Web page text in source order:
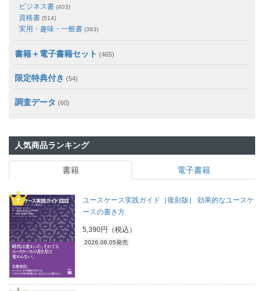
ビジネス書 (403)
資格書 (514)
実用・趣味・一般書 (383)
書籍＋電子書籍セット (465)
限定特典付き (54)
調査データ (60)
人気商品ランキング
書籍 電子書籍
ユースケース実践ガイド［復刻版］ 効果的なユースケ
ースの書き方
5,390円（税込）
2026.08.05発売